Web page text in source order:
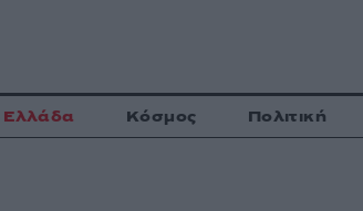
Ελλάδα Κόσμος Πολιτική